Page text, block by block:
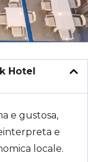
Hotel
e gustosa,
e
locale.